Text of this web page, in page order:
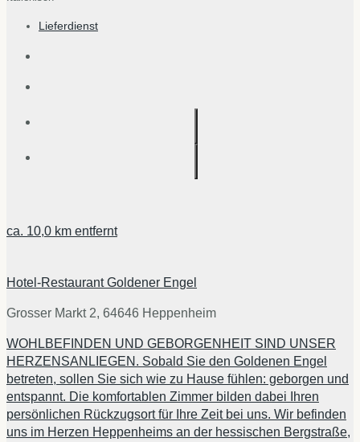
Lieferdienst
ca. 10,0 km entfernt
Hotel-Restaurant Goldener Engel
Grosser Markt 2, 64646 Heppenheim
WOHLBEFINDEN UND GEBORGENHEIT SIND UNSER
HERZENSANLIEGEN. Sobald Sie den Goldenen Engel
betreten, sollen Sie sich wie zu Hause fühlen: geborgen und
entspannt. Die komfortablen Zimmer bilden dabei Ihren
persönlichen Rückzugsort für Ihre Zeit bei uns. Wir befinden
uns im Herzen Heppenheims an der hessischen Bergstraße,